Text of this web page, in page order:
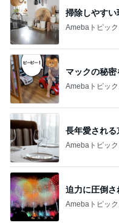
掃除しやす
Amebaトピック
マックの秘
Amebaトピック
長年愛され
Amebaトピック
迫力に圧倒さ
Amebaトピック